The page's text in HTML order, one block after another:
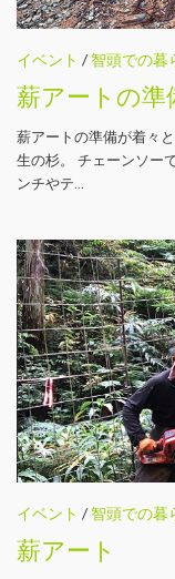
イベント /智頭での暮
薪アートの準
薪アートの準備が着々
生の杉。 チェーンソー
ンチやテ...
イベント /智頭での暮
薪アート